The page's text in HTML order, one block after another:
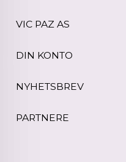
VIC PAZ AS
DIN KONTO
NYHETSBREV
PARTNERE